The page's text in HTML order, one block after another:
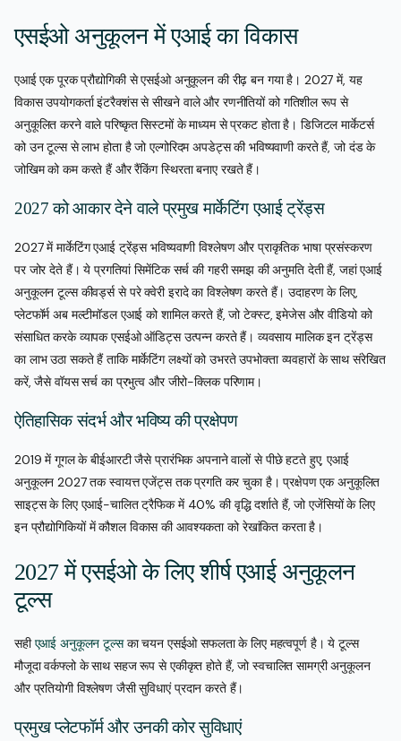
एसईओ अनुकूलन में एआई का विकास
एआई एक पूरक प्रौद्योगिकी से एसईओ अनुकूलन की रीढ़ बन गया है। 2027 में, यह
विकास उपयोगकर्ता इंटरैक्शंस से सीखने वाले और रणनीतियों को गतिशील रूप से
अनुकूलित करने वाले परिष्कृत सिस्टमों के माध्यम से प्रकट होता है। डिजिटल मार्केटर्स
को उन टूल्स से लाभ होता है जो एल्गोरिदम अपडेट्स की भविष्यवाणी करते हैं, जो दंड के
जोखिम को कम करते हैं और रैंकिंग स्थिरता बनाए रखते हैं।
2027 को आकार देने वाले प्रमुख मार्केटिंग एआई ट्रेंड्स
2027 में मार्केटिंग एआई ट्रेंड्स भविष्यवाणी विश्लेषण और प्राकृतिक भाषा प्रसंस्करण
पर जोर देते हैं। ये प्रगतियां सिमेंटिक सर्च की गहरी समझ की अनुमति देती हैं, जहां एआई
अनुकूलन टूल्स कीवर्ड्स से परे क्वेरी इरादे का विश्लेषण करते हैं। उदाहरण के लिए,
प्लेटफॉर्म अब मल्टीमॉडल एआई को शामिल करते हैं, जो टेक्स्ट, इमेजेस और वीडियो को
संसाधित करके व्यापक एसईओ ऑडिट्स उत्पन्न करते हैं। व्यवसाय मालिक इन ट्रेंड्स
का लाभ उठा सकते हैं ताकि मार्केटिंग लक्ष्यों को उभरते उपभोक्ता व्यवहारों के साथ संरेखित
करें, जैसे वॉयस सर्च का प्रभुत्व और जीरो-क्लिक परिणाम।
ऐतिहासिक संदर्भ और भविष्य की प्रक्षेपण
2019 में गूगल के बीईआरटी जैसे प्रारंभिक अपनाने वालों से पीछे हटते हुए, एआई
अनुकूलन 2027 तक स्वायत्त एजेंट्स तक प्रगति कर चुका है। प्रक्षेपण एक अनुकूलित
साइट्स के लिए एआई-चालित ट्रैफिक में 40% की वृद्धि दर्शाते हैं, जो एजेंसियों के लिए
इन प्रौद्योगिकियों में कौशल विकास की आवश्यकता को रेखांकित करता है।
2027 में एसईओ के लिए शीर्ष एआई अनुकूलन
टूल्स
सहीएआई अनुकूलन टूल्सका चयन एसईओ सफलता के लिए महत्वपूर्ण है। ये टूल्स
मौजूदा वर्कफ्लो के साथ सहज रूप से एकीकृत होते हैं, जो स्वचालित सामग्री अनुकूलन
और प्रतियोगी विश्लेषण जैसी सुविधाएं प्रदान करते हैं।
प्रमुख प्लेटफॉर्म और उनकी कोर सुविधाएं